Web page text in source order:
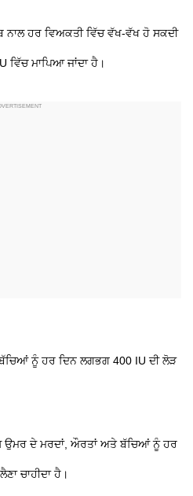
ਨਾਲ ਹਰ ਵਿਅਕਤੀ ਵਿੱਚ ਵੱਖ-ਵੱਖ ਹੋ ਸਕਦੀ
ਵਿੱਚ ਮਾਪਿਆ ਜਾਂਦਾ ਹੈ।
ਨੂੰ ਹਰ ਦਿਨ ਲਗਭਗ 400 IU ਦੀ ਲੋੜ
ਉਮਰ ਦੇ ਮਰਦਾਂ, ਔਰਤਾਂ ਅਤੇ ਬੱਚਿਆਂ ਨੂੰ ਹਰ
ਚਾਹੀਦਾ ਹੈ।